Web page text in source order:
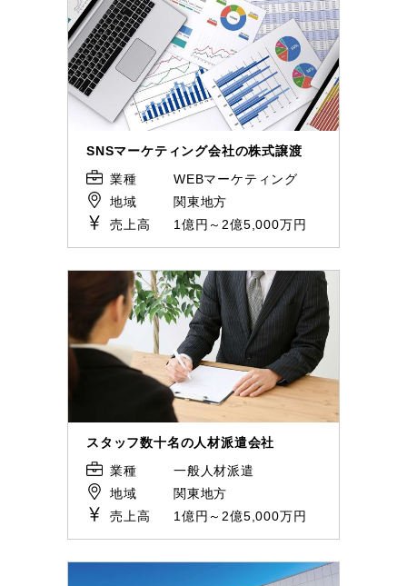
SNSマーケティング会社の株式譲渡
業種
WEBマーケティング
地域
関東地方
売上高
1億円～2億5,000万円
スタッフ数十名の人材派遣会社
業種
一般人材派遣
地域
関東地方
売上高
1億円～2億5,000万円